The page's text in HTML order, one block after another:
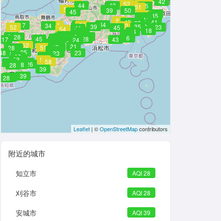
43
26
28
23
34
26
48
21 26
40
51
41
25
51
43
41
32
34
51
41
51
17
23
34
28
28
51
17
34
52
34
58
39
38
49
45
35
52
52
54
35
41
39
45
28
23 39
50
28
21
45
53
45
23
52
28
18
25
54
39
31
34
52
23
39
29
28
39
23 23
58
23
50
44
25
45 6
23
34
48
17
45
34
45
28
39
28
51
6
24
39
52
28
48
Leaflet | ©OpenStreetMapcontributors
附近的城市
知立市 AQI 28
刈谷市 AQI 28
安城市 AQI 39